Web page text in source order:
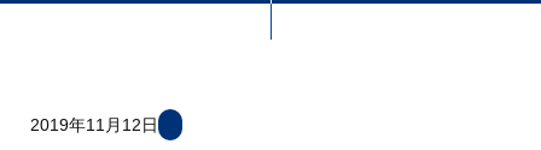
2019年11月12日